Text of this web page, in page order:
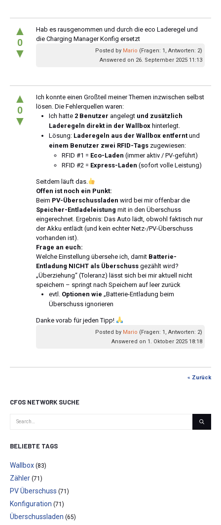
▲
0
▼
Hab es rausgenommen und durch die eco Laderegel und
die Charging Manager Konfig ersetzt
Posted by Mario (Fragen: 1, Antworten: 2)
Answered on 26. September 2025 11:13
▲
0
▼
Ich konnte einen Großteil meiner Themen inzwischen selbst
lösen. Die Fehlerquellen waren:
Ich hatte 2 Benutzer angelegt und zusätzlich
Laderegeln direkt in der Wallbox hinterlegt.
Lösung: Laderegeln aus der Wallbox entfernt und
einem Benutzer zwei RFID-Tags zugewiesen:
RFID #1 = Eco-Laden (immer aktiv / PV-geführt)
RFID #2 = Express-Laden (sofort volle Leistung)
Seitdem läuft das.
Offen ist noch ein Punkt:
Beim PV-Überschussladen wird bei mir offenbar die
Speicher-Entladeleistung mit in den Überschuss
eingerechnet. Ergebnis: Das Auto lädt, obwohl faktisch nur
der Akku entlädt (und kein echter Netz-/PV-Überschuss
vorhanden ist).
Frage an euch:
Welche Einstellung übersehe ich, damit Batterie-
Entladung NICHT als Überschuss gezählt wird?
„Überziehung“ (Toleranz) lässt sich bei mir aktuell nicht
speichern – springt nach Speichern auf leer zurück
evtl. Optionen wie „Batterie-Entladung beim
Überschuss ignorieren
Danke vorab für jeden Tipp!
Posted by Mario (Fragen: 1, Antworten: 2)
Answered on 1. Oktober 2025 18:18
« Zurück
CFOS NETWORK SUCHE
BELIEBTE TAGS
Wallbox (83)
Zähler (71)
PV Überschuss (71)
Konfiguration (71)
Überschussladen (65)